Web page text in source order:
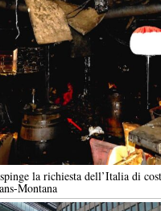
la richiesta dell’Italia di
Montana